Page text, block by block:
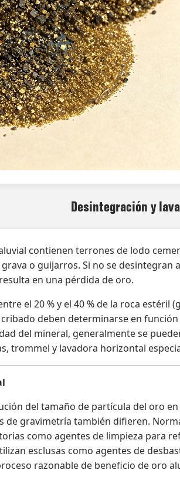
Desintegración y
contienen terrones de lodo
o guijarros. Si no se
en una pérdida de oro.
el 20 % y el 40 % de la roca
deben determinarse en
del mineral, generalmente se
trommel y lavadora horizontal
del tamaño de partícula del oro
de gravimetría también difieren.
como agentes de limpieza para
esclusas como agentes de
razonable de beneficio de oro